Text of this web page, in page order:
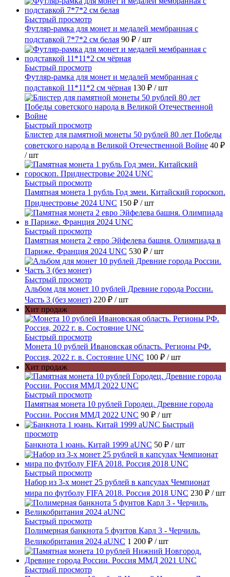
Быстрый просмотр
Футляр-рамка для монет и медалей мембранная с
подставкой 7*7*2 см белая 90 ₽ / шт
Быстрый просмотр
Футляр-рамка для монет и медалей мембранная с
подставкой 11*11*2 см чёрная 130 ₽ / шт
Быстрый просмотр
Блистер для памятной монеты 50 рублей 80 лет Победы
советского народа в Великой Отечественной Войне 40 ₽
/ шт
Быстрый просмотр
Памятная монета 1 рубль Год змеи. Китайский гороскоп.
Приднестровье 2024 UNC 150 ₽ / шт
Быстрый просмотр
Памятная монета 2 евро Эйфелева башня. Олимпиада в
Париже. Франция 2024 UNC 530 ₽ / шт
Быстрый просмотр
Альбом для монет 10 рублей Древние города России.
Часть 3 (без монет) 220 ₽ / шт
Хит продаж
Быстрый просмотр
Монета 10 рублей Ивановская область. Регионы РФ.
Россия, 2022 г. в. Состояние UNC 100 ₽ / шт
Хит продаж
Быстрый просмотр
Памятная монета 10 рублей Городец. Древние города
России. Россия ММД 2022 UNC 90 ₽ / шт
Быстрый
просмотр
Банкнота 1 юань. Китай 1999 aUNC 50 ₽ / шт
Быстрый просмотр
Набор из 3-х монет 25 рублей в капсулах Чемпионат
мира по футболу FIFA 2018. Россия 2018 UNC 230 ₽ / шт
Быстрый просмотр
Полимерная банкнота 5 фунтов Карл 3 - Черчиль.
Великобритания 2024 aUNC 1 200 ₽ / шт
Быстрый просмотр